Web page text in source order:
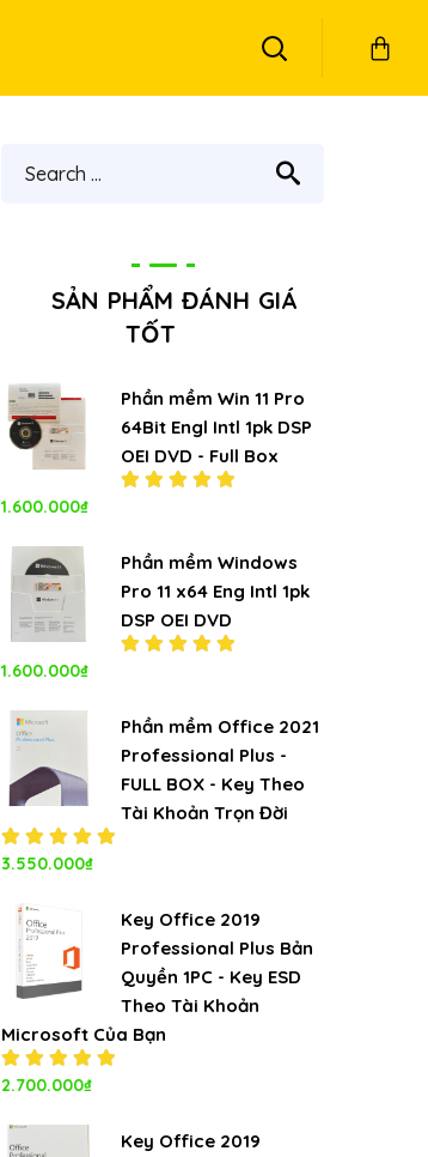
SẢN PHẨM ĐÁNH GIÁ
TỐT
Phần mềm Win 11 Pro
64Bit Engl Intl 1pk DSP
OEI DVD - Full Box
sao
1.600.000₫
Phần mềm Windows
Pro 11 x64 Eng Intl 1pk
DSP OEI DVD
sao
1.600.000₫
Phần mềm Office 2021
Professional Plus -
FULL BOX - Key Theo
Tài Khoản Trọn Đời
Được xếp
sao
3.550.000₫
Key Office 2019
Professional Plus Bản
Quyền 1PC - Key ESD
Theo Tài Khoản
Microsoft Của Bạn
Được xếp
sao
2.700.000₫
Key Office 2019